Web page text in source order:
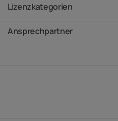
Lizenzkategorien
Ansprechpartner